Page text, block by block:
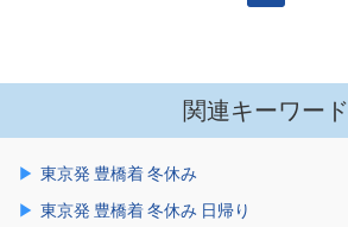
関連キーワード
東京発 豊橋着 冬休み
東京発 豊橋着 冬休み 日帰り